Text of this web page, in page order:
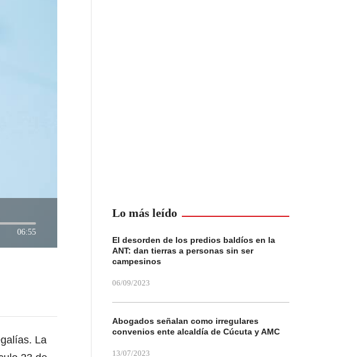
06:55
La
Lo más leído
El desorden de los predios baldíos en la
ANT: dan tierras a personas sin ser
campesinos
06/09/2023
Abogados señalan como irregulares
convenios ente alcaldía de Cúcuta y AMC
13/07/2023